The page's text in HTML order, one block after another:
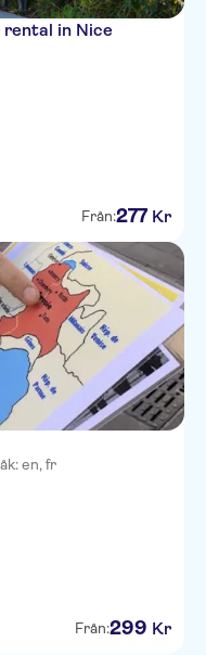
in Nice
Från:277 Kr
en, fr
Från:299 Kr